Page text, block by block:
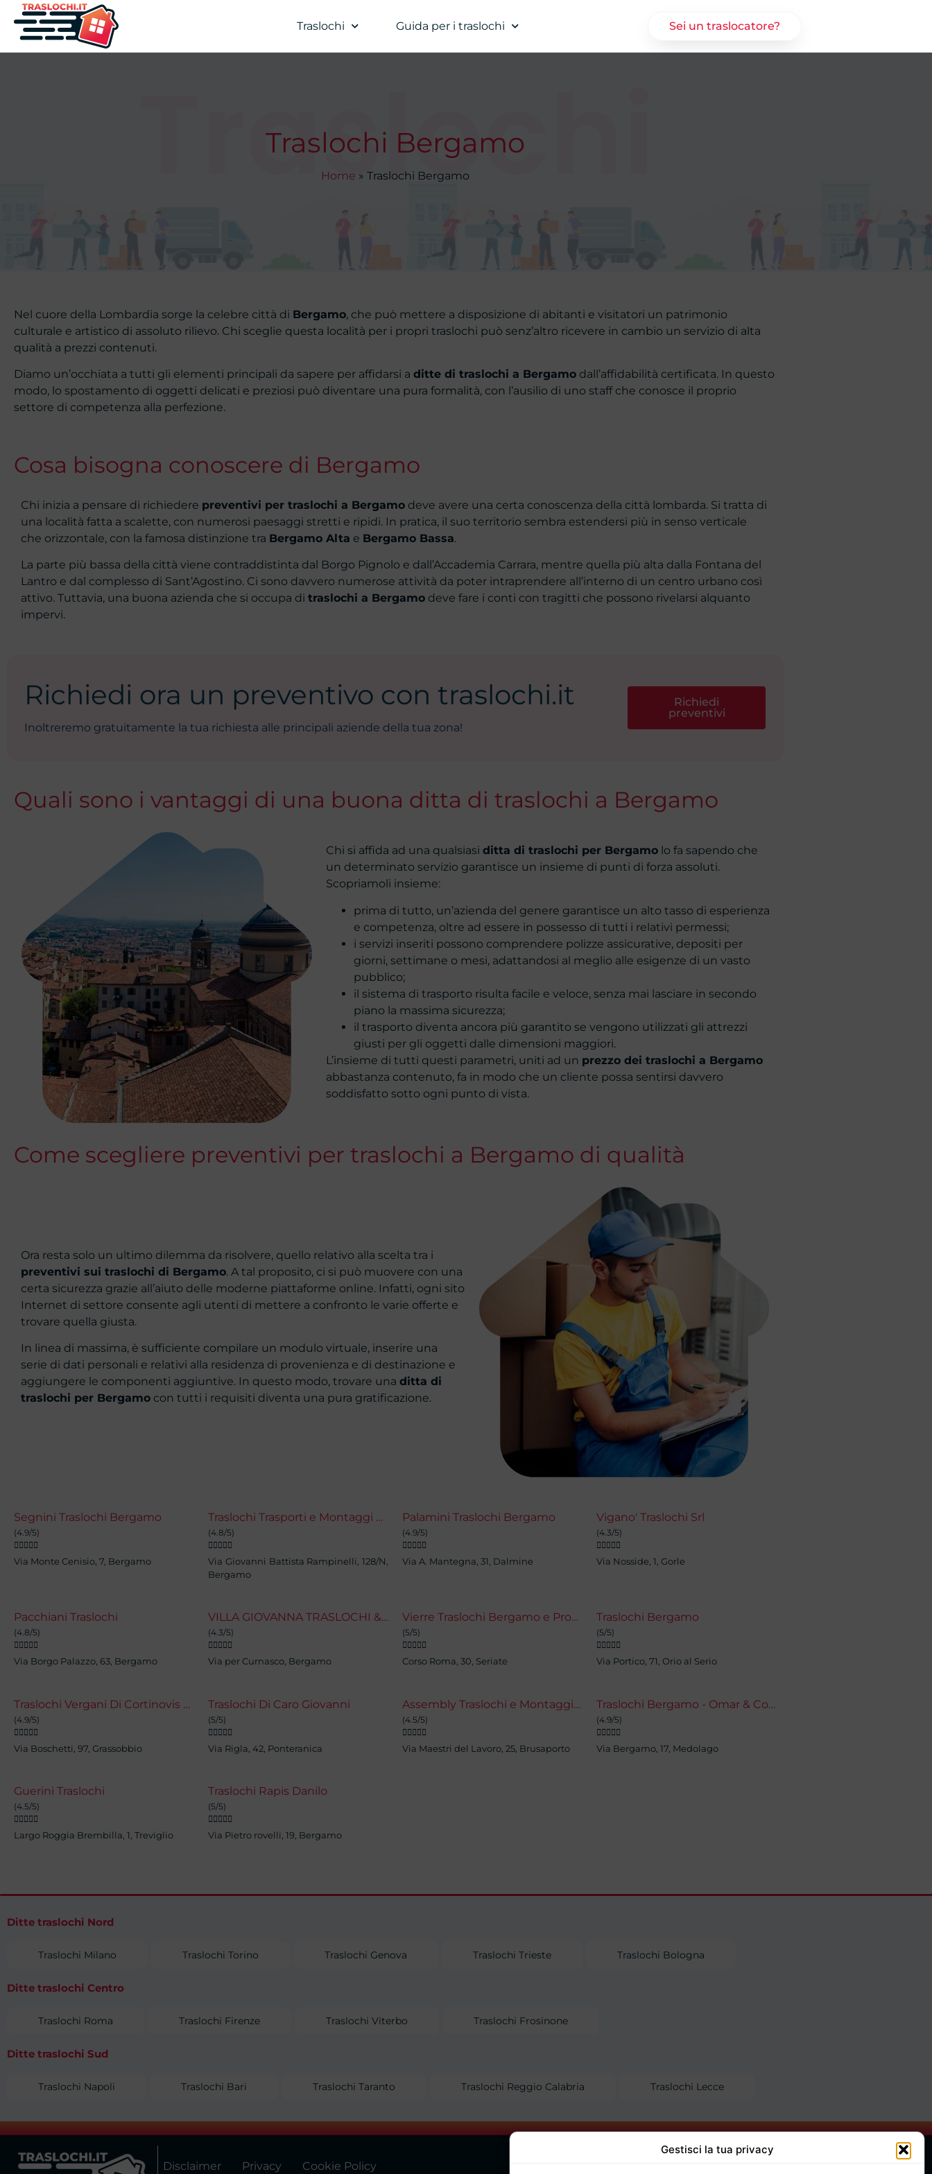
Gestisci la tua privacy
Traslochi Guida per i traslochi Sei un traslocatore?
Traslochi Bergamo
Home » Traslochi Bergamo
Traslochi
Nel cuore della Lombardia sorge la celebre città di Bergamo, che può mettere a disposizione di abitanti e visitatori un patrimonio
culturale e artistico di assoluto rilievo. Chi sceglie questa località per i propri traslochi può senz’altro ricevere in cambio un servizio di alta
qualità a prezzi contenuti.
Diamo un’occhiata a tutti gli elementi principali da sapere per affidarsi a ditte di traslochi a Bergamo dall’affidabilità certificata. In questo
modo, lo spostamento di oggetti delicati e preziosi può diventare una pura formalità, con l’ausilio di uno staff che conosce il proprio
settore di competenza alla perfezione.
Cosa bisogna conoscere di Bergamo
Chi inizia a pensare di richiedere preventivi per traslochi a Bergamo deve avere una certa conoscenza della città lombarda. Si tratta di
una località fatta a scalette, con numerosi paesaggi stretti e ripidi. In pratica, il suo territorio sembra estendersi più in senso verticale
che orizzontale, con la famosa distinzione tra Bergamo Alta e Bergamo Bassa.
La parte più bassa della città viene contraddistinta dal Borgo Pignolo e dall’Accademia Carrara, mentre quella più alta dalla Fontana del
Lantro e dal complesso di Sant’Agostino. Ci sono davvero numerose attività da poter intraprendere all’interno di un centro urbano così
attivo. Tuttavia, una buona azienda che si occupa di traslochi a Bergamo deve fare i conti con tragitti che possono rivelarsi alquanto
impervi.
Richiedi ora un preventivo con traslochi.it
Inoltreremo gratuitamente la tua richiesta alle principali aziende della tua zona!
Richiedi
preventivi
Quali sono i vantaggi di una buona ditta di traslochi a Bergamo
Chi si affida ad una qualsiasi ditta di traslochi per Bergamo lo fa sapendo che
un determinato servizio garantisce un insieme di punti di forza assoluti.
Scopriamoli insieme:
prima di tutto, un’azienda del genere garantisce un alto tasso di esperienza
e competenza, oltre ad essere in possesso di tutti i relativi permessi;
i servizi inseriti possono comprendere polizze assicurative, depositi per
giorni, settimane o mesi, adattandosi al meglio alle esigenze di un vasto
pubblico;
il sistema di trasporto risulta facile e veloce, senza mai lasciare in secondo
piano la massima sicurezza;
il trasporto diventa ancora più garantito se vengono utilizzati gli attrezzi
giusti per gli oggetti dalle dimensioni maggiori.
L’insieme di tutti questi parametri, uniti ad un prezzo dei traslochi a Bergamo
abbastanza contenuto, fa in modo che un cliente possa sentirsi davvero
soddisfatto sotto ogni punto di vista.
Come scegliere preventivi per traslochi a Bergamo di qualità
Ora resta solo un ultimo dilemma da risolvere, quello relativo alla scelta tra i
preventivi sui traslochi di Bergamo. A tal proposito, ci si può muovere con una
certa sicurezza grazie all’aiuto delle moderne piattaforme online. Infatti, ogni sito
Internet di settore consente agli utenti di mettere a confronto le varie offerte e
trovare quella giusta.
In linea di massima, è sufficiente compilare un modulo virtuale, inserire una
serie di dati personali e relativi alla residenza di provenienza e di destinazione e
aggiungere le componenti aggiuntive. In questo modo, trovare una ditta di
traslochi per Bergamo con tutti i requisiti diventa una pura gratificazione.
Segnini Traslochi Bergamo
(4.9/5)

Via Monte Cenisio, 7, Bergamo
Traslochi Trasporti e Montaggi Bergamo - Montano Guillser
(4.8/5)

Via Giovanni Battista Rampinelli, 128/N,
Bergamo
Palamini Traslochi Bergamo
(4.9/5)

Via A. Mantegna, 31, Dalmine
Vigano' Traslochi Srl
(4.3/5)

Via Nosside, 1, Gorle
Pacchiani Traslochi
(4.8/5)

Via Borgo Palazzo, 63, Bergamo
VILLA GIOVANNA TRASLOCHI & CENTRO BARATTO (MERCATINO DELL'USATO)
(4.3/5)

Via per Curnasco, Bergamo
Vierre Traslochi Bergamo e Provincia Sgombero Case Locali Uffici Capannoni
(5/5)

Corso Roma, 30, Seriate
Traslochi Bergamo
(5/5)

Via Portico, 71, Orio al Serio
Traslochi Vergani Di Cortinovis Luca
(4.9/5)

Via Boschetti, 97, Grassobbio
Traslochi Di Caro Giovanni
(5/5)

Via Rigla, 42, Ponteranica
Assembly Traslochi e Montaggio Mobili
(4.5/5)

Via Maestri del Lavoro, 25, Brusaporto
Traslochi Bergamo - Omar & Company
(4.9/5)

Via Bergamo, 17, Medolago
Guerini Traslochi
(4.5/5)

Largo Roggia Brembilla, 1, Treviglio
Traslochi Rapis Danilo
(5/5)

Via Pietro rovelli, 19, Bergamo
Ditte traslochi Nord
Traslochi Milano Traslochi Torino Traslochi Genova Traslochi Trieste Traslochi Bologna
Ditte traslochi Centro
Traslochi Roma Traslochi Firenze Traslochi Viterbo Traslochi Frosinone
Ditte traslochi Sud
Traslochi Napoli Traslochi Bari Traslochi Taranto Traslochi Reggio Calabria Traslochi Lecce
Disclaimer Privacy Cookie Policy